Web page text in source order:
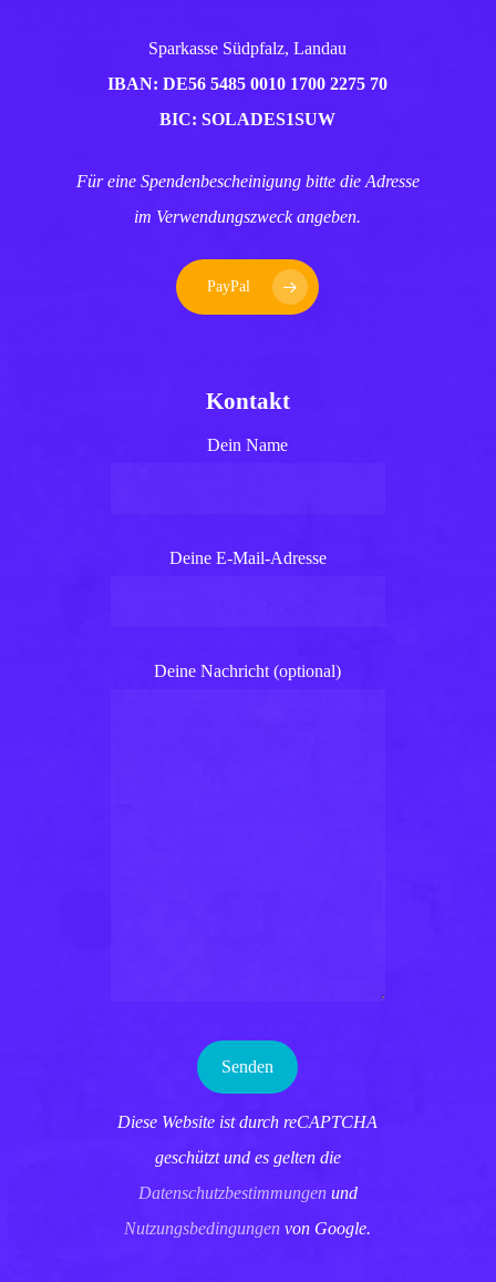
Sparkasse Südpfalz, Landau
IBAN: DE56 5485 0010 1700 2275 70
BIC: SOLADES1SUW
Für eine Spendenbescheinigung bitte die Adresse
im Verwendungszweck angeben.
PayPal
Kontakt
Dein Name
Deine E-Mail-Adresse
Deine Nachricht (optional)
Diese Website ist durch reCAPTCHA
geschützt und es gelten die
Datenschutzbestimmungenund
Nutzungsbedingungen von Google.